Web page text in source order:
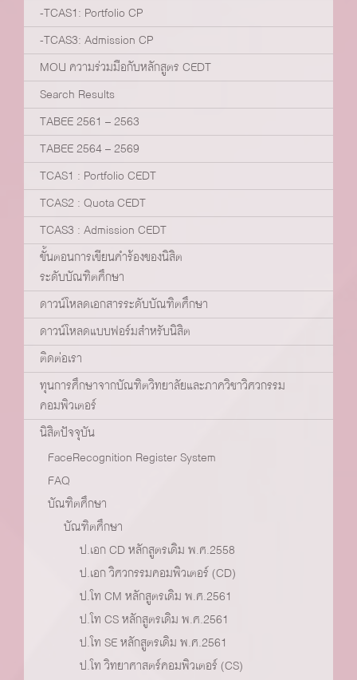
-TCAS1: Portfolio CP
-TCAS3: Admission CP
MOU ความร่วมมือกับหลักสูตร CEDT
Search Results
TABEE 2561 – 2563
TABEE 2564 – 2569
TCAS1 : Portfolio CEDT
TCAS2 : Quota CEDT
TCAS3 : Admission CEDT
ขั้นตอนการเขียนคำร้องของนิสิต
ระดับบัณฑิตศึกษา
ดาวน์โหลดเอกสารระดับบัณฑิตศึกษา
ดาวน์โหลดแบบฟอร์มสำหรับนิสิต
ติดต่อเรา
ทุนการศึกษาจากบัณฑิตวิทยาลัยและภาควิชาวิศวกรรม
คอมพิวเตอร์
นิสิตปัจจุบัน
FaceRecognition Register System
FAQ
บัณฑิตศึกษา
บัณฑิตศึกษา
ป.เอก CD หลักสูตรเดิม พ.ศ.2558
ป.เอก วิศวกรรมคอมพิวเตอร์ (CD)
ป.โท CM หลักสูตรเดิม พ.ศ.2561
ป.โท CS หลักสูตรเดิม พ.ศ.2561
ป.โท SE หลักสูตรเดิม พ.ศ.2561
ป.โท วิทยาศาสตร์คอมพิวเตอร์ (CS)